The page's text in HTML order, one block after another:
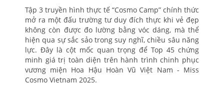
Tập 3 truyền hình thực tế “Cosmo Camp” chính thức
mở ra một đấu trường tư duy đích thực khi vẻ đẹp
không còn được đo lường bằng vóc dáng, mà thể
hiện qua sự sắc sảo trong suy nghĩ, chiều sâu năng
lực. Đây là cột mốc quan trọng để Top 45 chứng
minh giá trị toàn diện trên hành trình chinh phục
vương miện Hoa Hậu Hoàn Vũ Việt Nam - Miss
Cosmo Vietnam 2025.